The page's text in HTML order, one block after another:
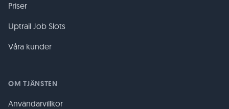
Priser
Uptrail Job Slots
Våra kunder
OM TJÄNSTEN
Användarvillkor